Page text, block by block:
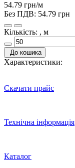
54.79 грн/м
Без ПДВ: 54.79 грн
Кількість: , м
До кошика
Характеристики:
Скачати прайс
Технічна інформація
Каталог